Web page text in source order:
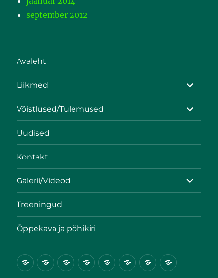
september 2012
Avaleht
Liikmed
Võistlused/Tulemused
Uudised
Kontakt
Galerii/Videod
Treeningud
Õppekava ja põhikiri